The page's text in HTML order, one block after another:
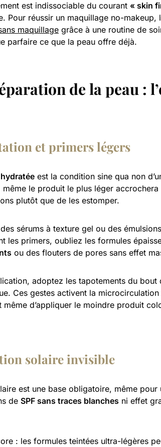
est indissociable du courant « skin
Pour réussir un maquillage no-makeup,
maquillage grâce à une routine de
parfaire ce que la peau offre déjà.
de la peau :
et primers légers
est la condition sine qua non
même le produit le plus léger
plutôt que de les estomper.
sérums à texture gel ou des
les primers, oubliez les formules
ou des flouters de pores sans effet
adoptez les tapotements du
Ces gestes activent la
même d’appliquer le moindre produit
solaire invisible
est une base obligatoire, même
de SPF sans traces blanches ni effet
: les formules teintées ultra-légères